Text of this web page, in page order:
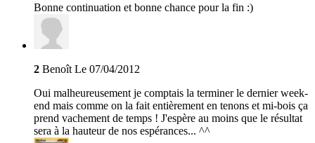
Bonne continuation et bonne chance pour la fin :)
2 Benoît Le 07/04/2012
Oui malheureusement je comptais la terminer le dernier week-
end mais comme on la fait entièrement en tenons et mi-bois ça
prend vachement de temps ! J'espère au moins que le résultat
sera à la hauteur de nos espérances... ^^